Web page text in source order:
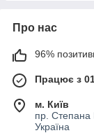
Про нас
96%
Працює з
м. Київ
пр. Степана
Україна